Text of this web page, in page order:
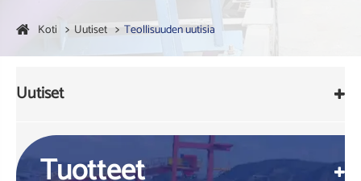
Koti Uutiset Teollisuuden uutisia
Uutiset
Tuotteet